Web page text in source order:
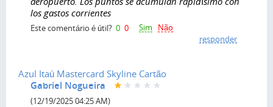
los gastos corrientes
Este comentário é útil? 0 0 Sim
Não
responder
Azul Itaú Mastercard Skyline Cartão
Gabriel Nogueira
(12/19/2025 04:25 AM)